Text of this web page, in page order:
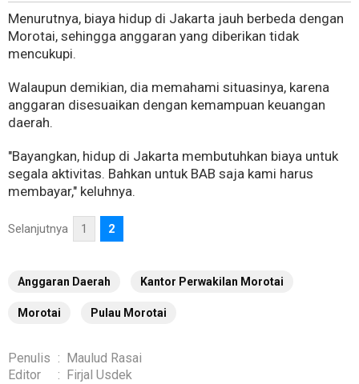
Menurutnya, biaya hidup di Jakarta jauh berbeda dengan
Morotai, sehingga anggaran yang diberikan tidak
mencukupi.
Walaupun demikian, dia memahami situasinya, karena
anggaran disesuaikan dengan kemampuan keuangan
daerah.
"Bayangkan, hidup di Jakarta membutuhkan biaya untuk
segala aktivitas. Bahkan untuk BAB saja kami harus
membayar," keluhnya.
Selanjutnya 1 2
Anggaran Daerah Kantor Perwakilan Morotai
Morotai Pulau Morotai
Penulis :
Maulud Rasai
Editor
: Firjal Usdek